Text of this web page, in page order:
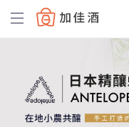
Baccus